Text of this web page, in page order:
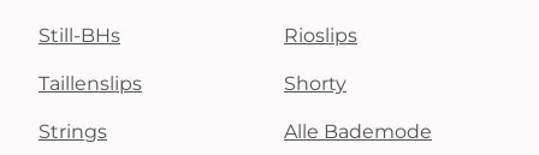
Still-BHs Rioslips
Taillenslips Shorty
Strings Alle Bademode